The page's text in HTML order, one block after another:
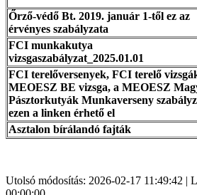
Őrző-védő Bt. 2019. január 1-től ez az
érvényes szabályzata
FCI munkakutya
vizsgaszabályzat_2025.01.01
FCI terelőversenyek, FCI terelő
MEOESZ BE vizsga, a MEOESZ
Pásztorkutyák Munkaverseny
ezen a linken érhető el
Asztalon bírálandó fajták
Utolsó módosítás: 2026-02-17 11:49:42 |